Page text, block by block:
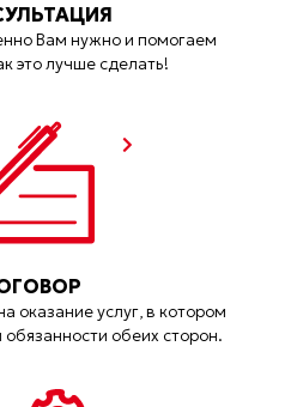
Вам нужно и помогаем
это лучше сделать!
оказание услуг, в котором
обеих сторон.